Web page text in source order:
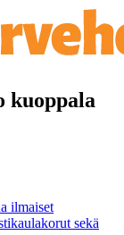
kuoppala
ilmaiset
sekä